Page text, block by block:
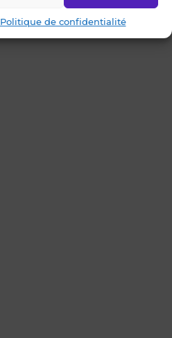
Politique de confidentialité